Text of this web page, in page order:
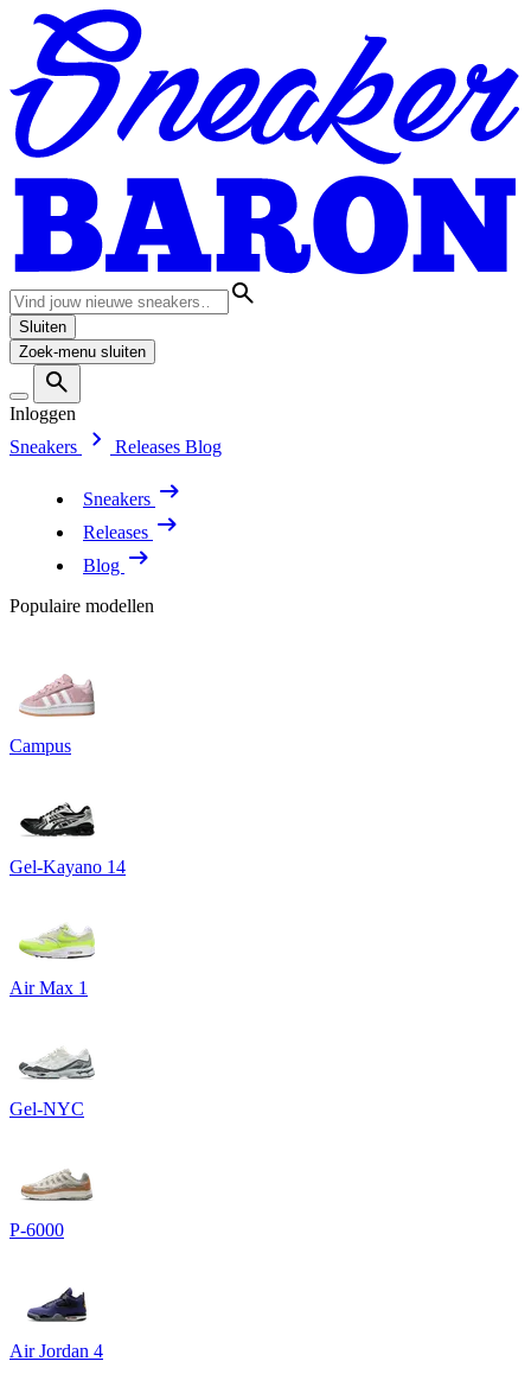
Sluiten
Zoek-menu sluiten
Inloggen
Sneakers
Releases Blog
Sneakers
Releases
Blog
Populaire modellen
Campus
Gel-Kayano 14
Air Max 1
Gel-NYC
P-6000
Air Jordan 4